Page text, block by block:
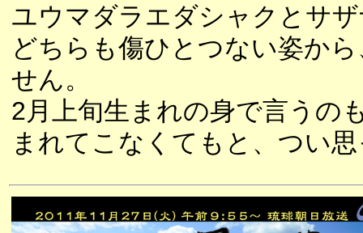
ユウマダラエダシャクとサ
どちらも傷ひとつない姿か
せん。
2月上旬生まれの身で言うの
まれてこなくてもと、つい